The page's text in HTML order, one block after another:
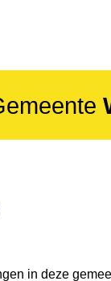
in deze